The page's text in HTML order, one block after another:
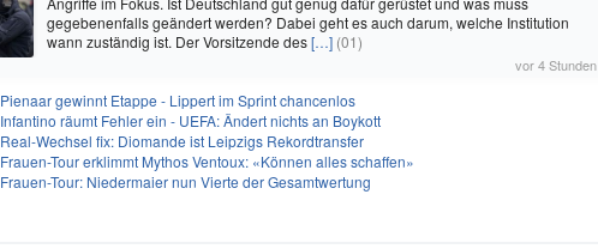
gegebenenfalls geändert werden? Dabei geht es auch darum, welche Institution
wann zuständig ist. Der Vorsitzende des[…] (01)
vor 4 Stunden
Pienaar gewinnt Etappe - Lippert im Sprint chancenlos
Infantino räumt Fehler ein - UEFA: Ändert nichts an Boykott
Real-Wechsel fix: Diomande ist Leipzigs Rekordtransfer
Frauen-Tour erklimmt Mythos Ventoux: «Können alles schaffen»
Frauen-Tour: Niedermaier nun Vierte der Gesamtwertung